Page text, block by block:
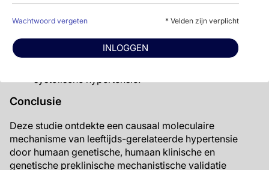
Wachtwoord vergeten * Velden zijn verplicht
INLOGGEN
wanneer ROS een NOS cofactor oxideert, wat
resulteert in verlaagde NO vorming. Dit resulteert
in een verminderde endotheel-afhankelijke
systolische hypertensie.
Conclusie
Deze studie ontdekte een causaal moleculaire
mechanisme van leeftijds-gerelateerde hypertensie
door humaan genetische, humaan klinische en
genetische preklinische mechanistische validatie